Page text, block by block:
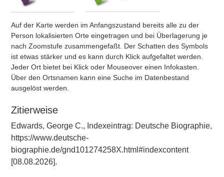
Auf der Karte werden im Anfangszustand bereits alle zu der
Person lokalisierten Orte eingetragen und bei Überlagerung je
nach Zoomstufe zusammengefaßt. Der Schatten des Symbols
ist etwas stärker und es kann durch Klick aufgefaltet werden.
Jeder Ort bietet bei Klick oder Mouseover einen Infokasten.
Über den Ortsnamen kann eine Suche im Datenbestand
ausgelöst werden.
Zitierweise
Edwards, George C., Indexeintrag: Deutsche Biographie,
https://www.deutsche-
biographie.de/gnd101274258X.html#indexcontent
[08.08.2026].